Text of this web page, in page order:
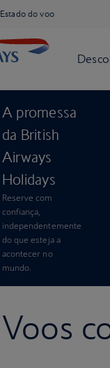
Estado do voo
A promessa
da British
Airways
Holidays
Reserve com
confiança,
independentemente
do que esteja a
acontecer no
mundo.
Voos